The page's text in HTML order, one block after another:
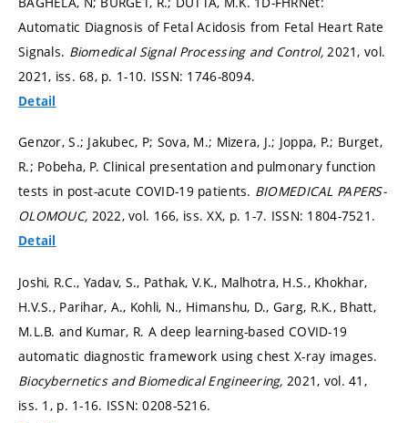
Automatic Diagnosis of Fetal Acidosis from Fetal Heart Rate
Signals. Biomedical Signal Processing and Control, 2021, vol.
2021, iss. 68, p. 1-10. ISSN: 1746-8094.
Detail
Genzor, S.; Jakubec, P; Sova, M.; Mizera, J.; Joppa, P.; Burget,
R.; Pobeha, P. Clinical presentation and pulmonary function
tests in post-acute COVID-19 patients. BIOMEDICAL PAPERS-
OLOMOUC, 2022, vol. 166, iss. XX, p. 1-7. ISSN: 1804-7521.
Detail
Joshi, R.C., Yadav, S., Pathak, V.K., Malhotra, H.S., Khokhar,
H.V.S., Parihar, A., Kohli, N., Himanshu, D., Garg, R.K., Bhatt,
M.L.B. and Kumar, R. A deep learning-based COVID-19
automatic diagnostic framework using chest X-ray images.
Biocybernetics and Biomedical Engineering, 2021, vol. 41,
iss. 1, p. 1-16. ISSN: 0208-5216.